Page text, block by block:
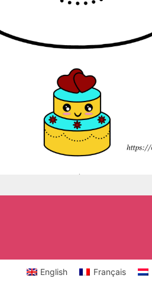
English Français